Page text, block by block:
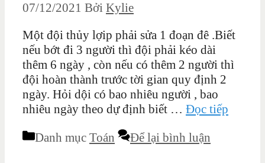
07/12/2021 Bởi Kylie
Một đội thủy lợip phải sửa 1 đoạn đê .Biết
nếu bớt đi 3 người thì đội phải kéo dài
thêm 6 ngày , còn nếu có thêm 2 người thì
đội hoàn thành trước tời gian quy định 2
ngày. Hỏi dội có bao nhiêu người , bao
nhiêu ngày theo dự định biết … Đọc tiếp
Danh mục Toán Để lại bình luận